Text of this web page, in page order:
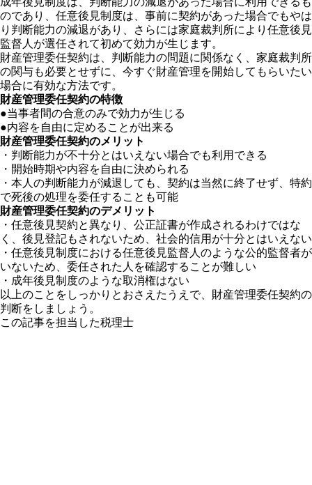
のであり、任意後見制度は、事前に契約があった場合でもやは
り判断能力の減退があり、さらには家庭裁判所により任意後見
監督人が選任されて初めて効力が生じます。
財産管理委任契約は、判断能力の問題に関係なく、家庭裁判所
の関与も必要とせずに、今すぐ財産管理を開始してもらいたい
場合に有効な方法です。
財産管理委任契約の特徴
●当事者間の合意のみで効力が生じる
●内容を自由に定めることが出来る
財産管理委任契約のメリット
・判断能力が不十分とはいえない場合でも利用できる
・開始時期や内容を自由に決められる
・本人の判断能力が減退しても、契約は当然に終了せず、特約
で死後の処理を委任することも可能
財産管理委任契約のデメリット
・任意後見契約と異なり、公正証書が作成されるわけではな
く、後見登記もされないため、社会的信用が十分とはいえない
・任意後見制度における任意後見監督人のような公的監督者が
いないため、委任された人を確認することが難しい
・成年後見制度のような取消権はない
以上のことをしっかりとおさえたうえで、財産管理委任契約の
判断をしましょう。
この記事を担当した税理士